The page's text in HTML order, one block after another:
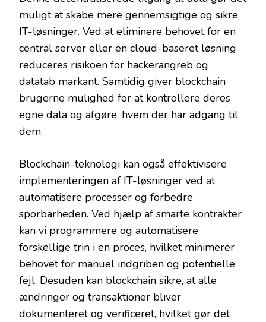
muligt at skabe mere gennemsigtige og sikre
IT-løsninger. Ved at eliminere behovet for en
central server eller en cloud-baseret løsning
reduceres risikoen for hackerangreb og
datatab markant. Samtidig giver blockchain
brugerne mulighed for at kontrollere deres
egne data og afgøre, hvem der har adgang til
dem.
Blockchain-teknologi kan også effektivisere
implementeringen af IT-løsninger ved at
automatisere processer og forbedre
sporbarheden. Ved hjælp af smarte kontrakter
kan vi programmere og automatisere
forskellige trin i en proces, hvilket minimerer
behovet for manuel indgriben og potentielle
fejl. Desuden kan blockchain sikre, at alle
ændringer og transaktioner bliver
dokumenteret og verificeret, hvilket gør det